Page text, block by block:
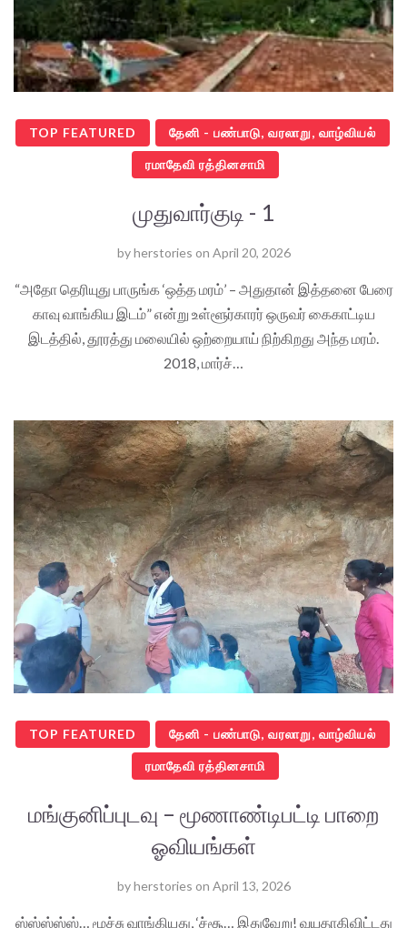
TOP FEATURED தேனி - பண்பாடு, வரலாறு, வாழ்வியல்
ரமாதேவி ரத்தினசாமி
முதுவார்குடி - 1
byherstories on April 20, 2026
“அதோ தெரியுது பாருங்க ‘ஒத்த மரம்’ – அதுதான் இத்தனை பேரை
காவு வாங்கிய இடம்” என்று உள்ளூர்காரர் ஒருவர் கைகாட்டிய
இடத்தில், தூரத்து மலையில் ஒற்றையாய் நிற்கிறது அந்த மரம்.
2018, மார்ச்…
TOP FEATURED தேனி - பண்பாடு, வரலாறு, வாழ்வியல்
ரமாதேவி ரத்தினசாமி
மங்குனிப்புடவு – மூணாண்டிபட்டி பாறை
ஓவியங்கள்
byherstories on April 13, 2026
ஸ்ஸ்ஸ்ஸ்ஸ்… மூச்சு வாங்கியது, ‘ச்சூ… இதுவேறு! வயதாகிவிட்டது